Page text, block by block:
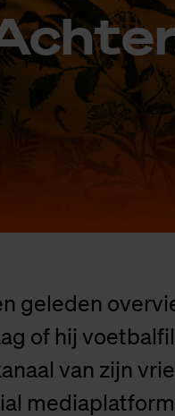
geleden
of hij
van zijn